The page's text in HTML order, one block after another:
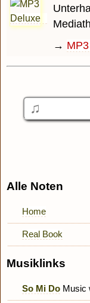
→
Alle Noten
Home
Real Book
Musiklinks
So Mi Do Music